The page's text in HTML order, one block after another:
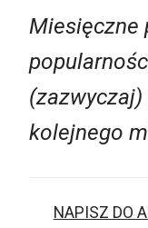
Miesięczne
kolejnego
NAPISZ DO